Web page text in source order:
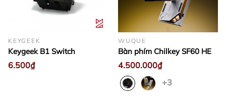
KEYGEEK
Keygeek B1 Switch
6.500₫
WUQUE
Bàn phím Chilkey SF60 HE
4.500.000₫
+3